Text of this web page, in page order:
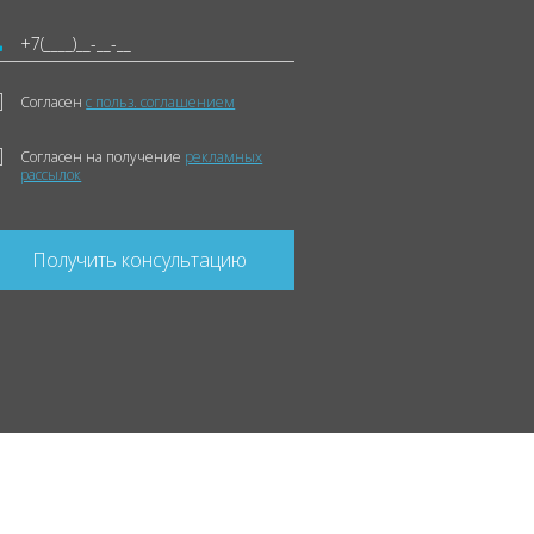
Согласенс польз. соглашением
Согласен на получение рекламных
рассылок
Получить консультацию